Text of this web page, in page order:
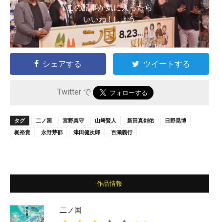
この記事が気に入ったら
いいね ! しよう
シェアする ツイートする
Twitter で
タグ 二ノ国 宮野真守 山﨑賢人 新田真剣佑
日野晃博
梶裕貴
永野芽郁 津田健次郎 百瀬義行
作品情報
二ノ国